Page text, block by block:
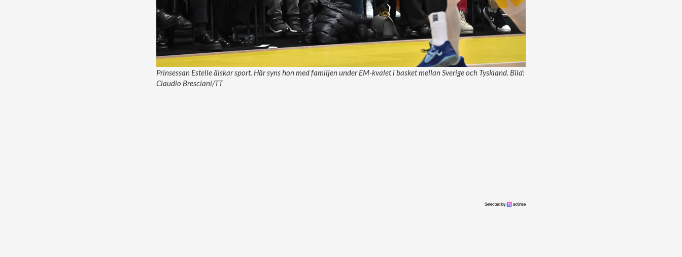
Prinsessan Estelle älskar sport. Här syns hon med familjen under EM-kvalet i basket mellan Sverige och Tyskland. Bild:
Claudio Bresciani/TT